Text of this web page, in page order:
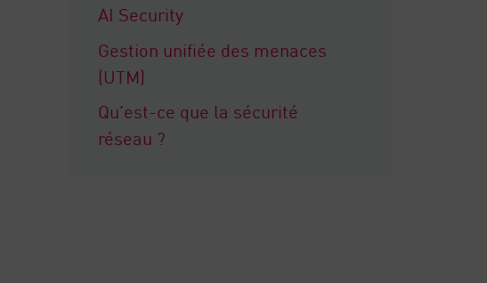
AI Security
Gestion unifiée des menaces
(UTM)
Qu'est-ce que la sécurité
réseau ?